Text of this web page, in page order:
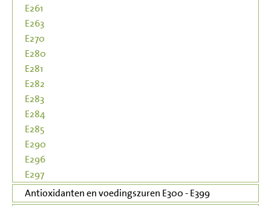
E261
E263
E270
E280
E281
E282
E283
E284
E285
E290
E296
E297
Antioxidanten en voedingszuren E300 - E399